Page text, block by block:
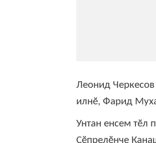
Леонид
илнӗ, Фарид
Унтан енсем тӗл
Çӗпрелӗнче